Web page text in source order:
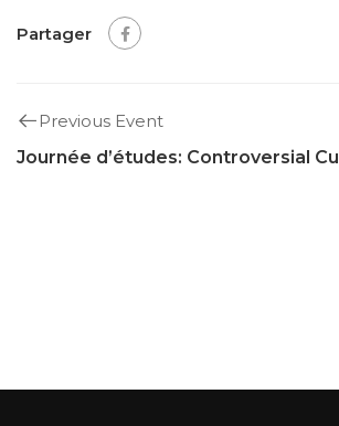
Partager
Previous Event
Journée d’études: Controversial